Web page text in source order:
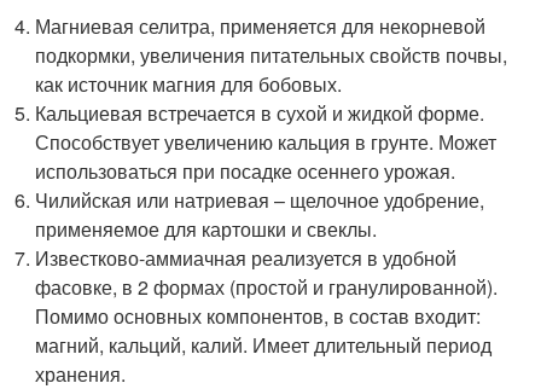
Магниевая селитра, применяется для некорневой
подкормки, увеличения питательных свойств почвы,
как источник магния для бобовых.
Кальциевая встречается в сухой и жидкой форме.
Способствует увеличению кальция в грунте. Может
использоваться при посадке осеннего урожая.
Чилийская или натриевая – щелочное удобрение,
применяемое для картошки и свеклы.
Известково-аммиачная реализуется в удобной
фасовке, в 2 формах (простой и гранулированной).
Помимо основных компонентов, в состав входит:
магний, кальций, калий. Имеет длительный период
хранения.